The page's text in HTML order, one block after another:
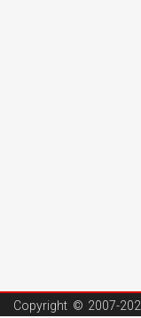
Copyright © 2007-